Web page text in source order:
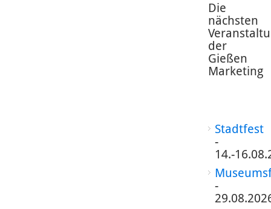
Die
nächsten
der
Gießen
Marketing
Stadtfest
-
14.-
-